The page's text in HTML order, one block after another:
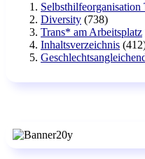
Selbsthilfeorganisation
Diversity (738)
Trans* am Arbeitsplatz
Inhaltsverzeichnis